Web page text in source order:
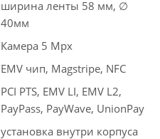
ширина ленты 58 мм, ∅
40мм
Камера 5 Mpx
EMV чип, Magstripe, NFC
PCI PTS, EMV LI, EMV L2,
PayPass, PayWave, UnionPay
установка внутри корпуса